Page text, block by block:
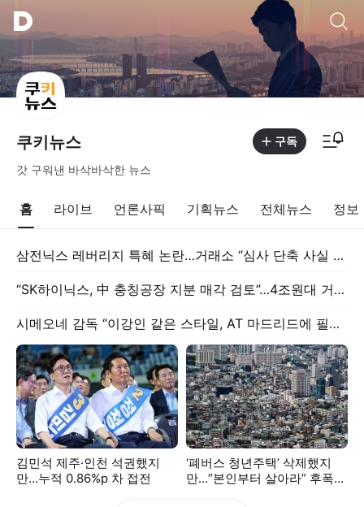
쿠키뉴스 구독
갓 구워낸 바삭바삭한 뉴스
홈 라이브 언론사픽 기획뉴스 전체뉴스 정보
삼전닉스 레버리지 특혜 논란…거래소 “심사 단축 사실 무근”
“SK하이닉스, 中 충칭공장 지분 매각 검토”…4조원대 거래 가능성
시메오네 감독 “이강인 같은 스타일, AT 마드리드에 필요해” [쿠키 현장]
김민석 제주·인천 석권했지
만…누적 0.86%p 차 접전
‘폐버스 청년주택’ 삭제했지
만…“본인부터 살아라” 후폭풍